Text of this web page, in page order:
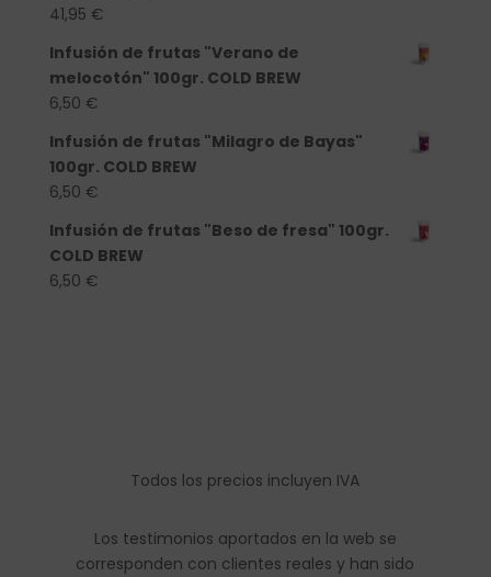
41,95 €
Infusión de frutas "Verano de
melocotón" 100gr. COLD BREW
6,50 €
Infusión de frutas "Milagro de Bayas"
100gr. COLD BREW
6,50 €
Infusión de frutas "Beso de fresa" 100gr.
COLD BREW
6,50 €
Todos los precios incluyen IVA
Los testimonios aportados en la web se
corresponden con clientes reales y han sido